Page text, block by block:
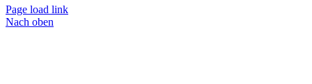
Page load link
Nach oben